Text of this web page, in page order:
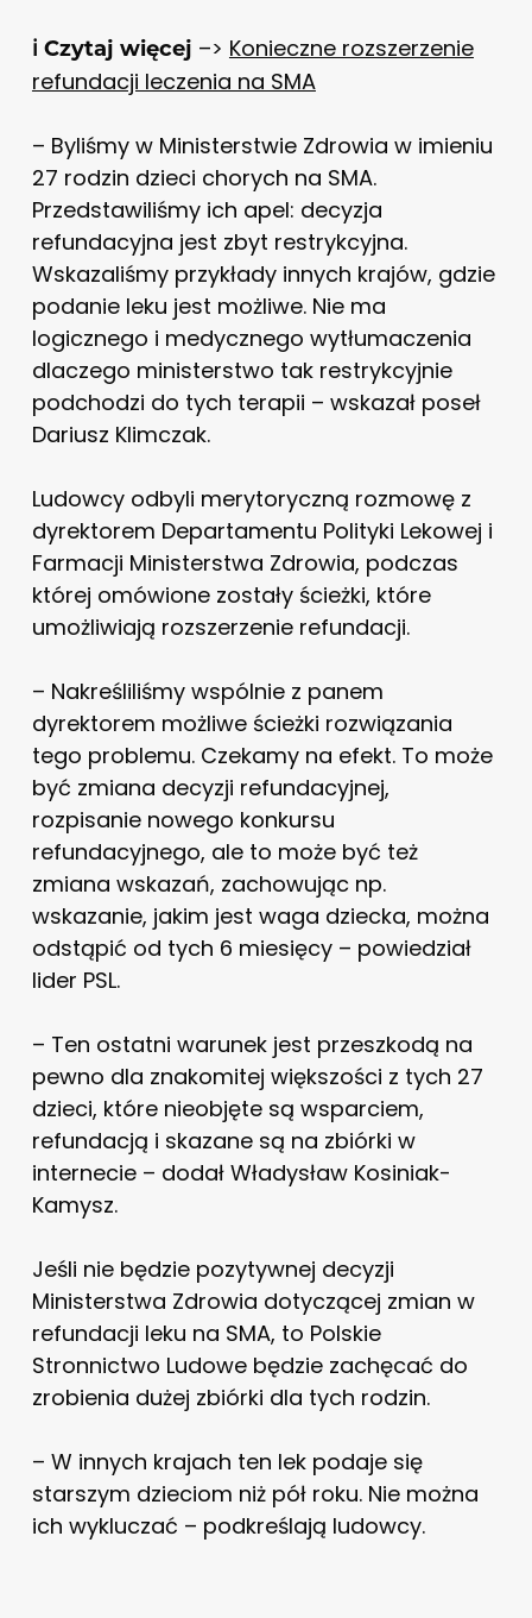
ℹ️ Czytaj więcej –> Konieczne rozszerzenie
refundacji leczenia na SMA
– Byliśmy w Ministerstwie Zdrowia w imieniu
27 rodzin dzieci chorych na SMA.
Przedstawiliśmy ich apel: decyzja
refundacyjna jest zbyt restrykcyjna.
Wskazaliśmy przykłady innych krajów, gdzie
podanie leku jest możliwe. Nie ma
logicznego i medycznego wytłumaczenia
dlaczego ministerstwo tak restrykcyjnie
podchodzi do tych terapii – wskazał poseł
Dariusz Klimczak.
Ludowcy odbyli merytoryczną rozmowę z
dyrektorem Departamentu Polityki Lekowej i
Farmacji Ministerstwa Zdrowia, podczas
której omówione zostały ścieżki, które
umożliwiają rozszerzenie refundacji.
– Nakreśliliśmy wspólnie z panem
dyrektorem możliwe ścieżki rozwiązania
tego problemu. Czekamy na efekt. To może
być zmiana decyzji refundacyjnej,
rozpisanie nowego konkursu
refundacyjnego, ale to może być też
zmiana wskazań, zachowując np.
wskazanie, jakim jest waga dziecka, można
odstąpić od tych 6 miesięcy – powiedział
lider PSL.
– Ten ostatni warunek jest przeszkodą na
pewno dla znakomitej większości z tych 27
dzieci, które nieobjęte są wsparciem,
refundacją i skazane są na zbiórki w
internecie – dodał Władysław Kosiniak-
Kamysz.
Jeśli nie będzie pozytywnej decyzji
Ministerstwa Zdrowia dotyczącej zmian w
refundacji leku na SMA, to Polskie
Stronnictwo Ludowe będzie zachęcać do
zrobienia dużej zbiórki dla tych rodzin.
– W innych krajach ten lek podaje się
starszym dzieciom niż pół roku. Nie można
ich wykluczać – podkreślają ludowcy.